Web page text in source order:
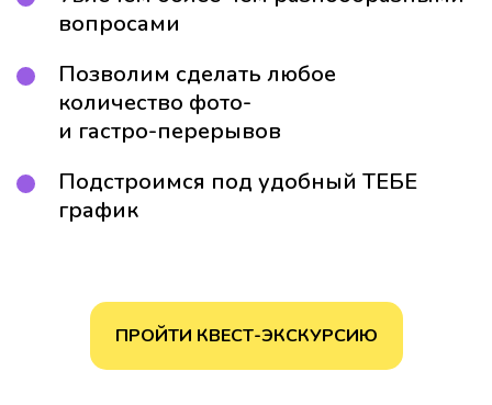
вопросами
Позволим сделать любое
количество фото-
и гастро-перерывов
Подстроимся под удобный ТЕБЕ
график
ПРОЙТИ КВЕСТ-ЭКСКУРСИЮ